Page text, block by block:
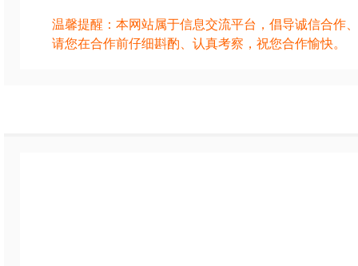
温馨提醒：本网站属于信息交流平台，倡导诚信合作
请您在合作前仔细斟酌、认真考察，祝您合作愉快。